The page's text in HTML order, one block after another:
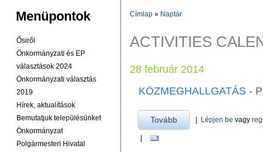
Menüpontok
Ősiről
Önkormányzati és EP
választások 2024
Önkormányzati választás
2019
Hírek, aktualítások
Bemutatjuk településünket
Önkormányzat
Polgármesteri Hivatal
JELENLEGI HELY
Címlap » Naptár
ACTIVITIES
28 február 2014
KÖZMEGHALLGATÁS -
Tovább a Közmeghallgatás -
| Lépjen be vagy
|